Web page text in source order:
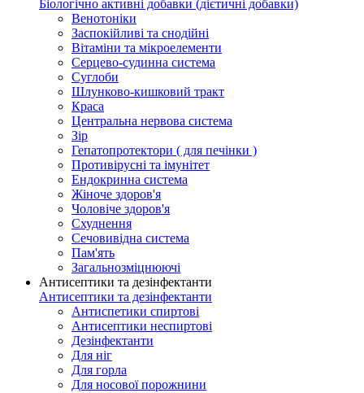
Біологічно активні добавки (дієтичні добавки)
Венотоніки
Заспокійливі та снодійні
Вітаміни та мікроелементи
Серцево-судинна система
Суглоби
Шлунково-кишковий тракт
Краса
Центральна нервова система
Зір
Гепатопротектори ( для печінки )
Противірусні та імунітет
Ендокринна система
Жіноче здоров'я
Чоловіче здоров'я
Схуднення
Сечовивідна система
Пам'ять
Загальнозміцнюючі
Антисептики та дезінфектанти
Антисептики та дезінфектанти
Антиспетики спиртові
Антисептики неспиртові
Дезінфектанти
Для ніг
Для горла
Для носової порожнини